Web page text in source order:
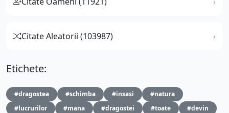
Citate Aleatorii (103987)
Etichete:
#dragostea #schimba #insasi
#natura
#lucrurilor
#mana #dragostei #toate
#devin